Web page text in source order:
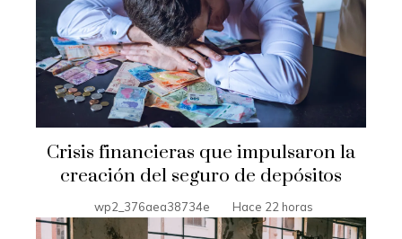
Crisis financieras que impulsaron la
creación del seguro de depósitos
wp2_376aea38734e Hace 22 horas